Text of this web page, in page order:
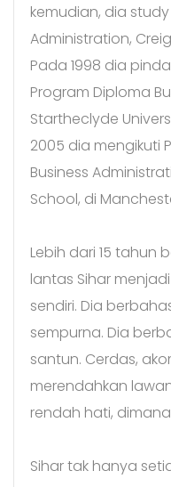
kemudian, dia
Administration,
Pada 1998 dia
Program Diploma
Startheclyde
2005 dia mengikuti
Business
School, di
Lebih dari 15 tahun
lantas Sihar
sendiri. Dia
sempurna. Dia
santun. Cerdas,
merendahkan
rendah hati,
Sihar tak hanya